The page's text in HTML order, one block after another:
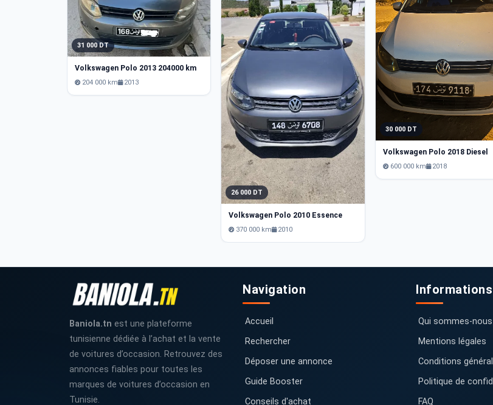
31 000 DT
Volkswagen Polo 2013 204000 km
204 000 km 2013
26 000 DT
Volkswagen Polo 2010 Essence
370 000 km 2010
30 000 DT
Volkswagen Polo 2018 Diesel
600 000 km 2018
Baniola.tn est une plateforme
tunisienne dédiée à l’achat et la vente
de voitures d’occasion. Retrouvez des
annonces fiables pour toutes les
marques de voitures d’occasion en
Tunisie.
Navigation
Accueil
Rechercher
Déposer une annonce
Guide Booster
Conseils d'achat
Informations
Qui sommes-nous
Mentions légales
Conditions
Politique de
FAQ